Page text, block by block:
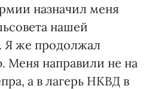
назначил меня
нашей
же продолжал
Меня направили не на
а в лагерь НКВД в